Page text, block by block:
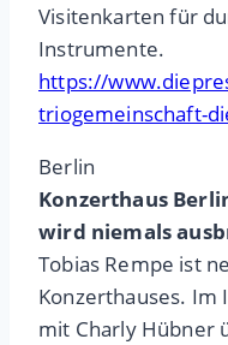
Visitenkarten für
Instrumente.
https://
triogemeinschaft-
Berlin
Konzerthaus
wird niemals
Tobias Rempe ist
Konzerthauses.
mit Charly Hübner